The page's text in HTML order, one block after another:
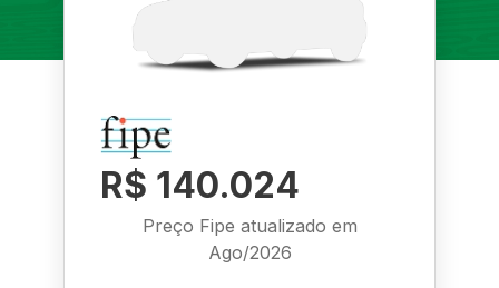
R$ 140.024
Preço Fipe atualizado em
Ago/2026